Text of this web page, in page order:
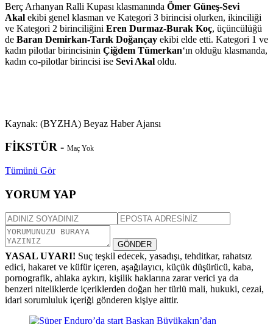
Berç Arhanyan Ralli Kupası klasmanında Ömer Güneş-Sevi
Akal ekibi genel klasman ve Kategori 3 birincisi olurken, ikinciliği
ve Kategori 2 birinciliğini Eren Durmaz-Burak Koç, üçüncülüğü
de Baran Demirkan-Tarık Doğançay ekibi elde etti. Kategori 1 ve
kadın pilotlar birincisinin Çiğdem Tümerkan‘ın olduğu klasmanda,
kadın co-pilotlar birincisi ise Sevi Akal oldu.
Kaynak: (BYZHA) Beyaz Haber Ajansı
FİKSTÜR - Maç Yok
Tümünü Gör
YORUM YAP
GÖNDER
YASAL UYARI! Suç teşkil edecek, yasadışı, tehditkar, rahatsız
edici, hakaret ve küfür içeren, aşağılayıcı, küçük düşürücü, kaba,
pornografik, ahlaka aykırı, kişilik haklarına zarar verici ya da
benzeri niteliklerde içeriklerden doğan her türlü mali, hukuki, cezai,
idari sorumluluk içeriği gönderen kişiye aittir.